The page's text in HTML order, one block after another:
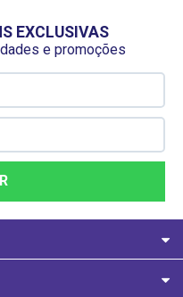
EXCLUSIVAS
e promoções